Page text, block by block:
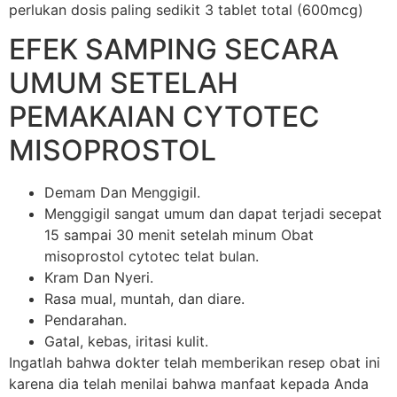
perlukan dosis paling sedikit 3 tablet total (600mcg)
EFEK SAMPING SECARA
UMUM SETELAH
PEMAKAIAN CYTOTEC
MISOPROSTOL
Demam Dan Menggigil.
Menggigil sangat umum dan dapat terjadi secepat
15 sampai 30 menit setelah minum Obat
misoprostol cytotec telat bulan.
Kram Dan Nyeri.
Rasa mual, muntah, dan diare.
Pendarahan.
Gatal, kebas, iritasi kulit.
Ingatlah bahwa dokter telah memberikan resep obat ini
karena dia telah menilai bahwa manfaat kepada Anda